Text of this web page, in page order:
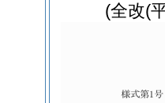
(全改(